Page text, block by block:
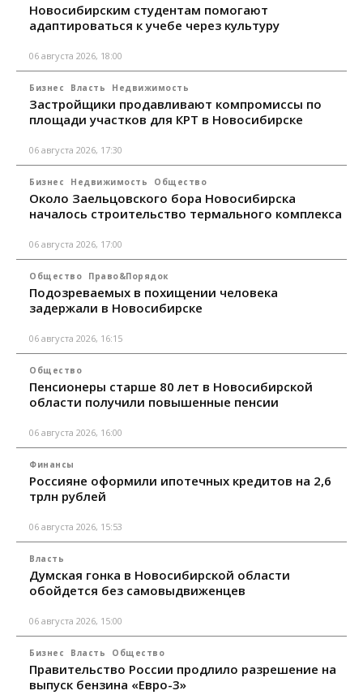
Новосибирским студентам помогают
адаптироваться к учебе через культуру
06 августа 2026, 18:00
Бизнес Власть Недвижимость
Застройщики продавливают компромиссы по
площади участков для КРТ в Новосибирске
06 августа 2026, 17:30
Бизнес Недвижимость Общество
Около Заельцовского бора Новосибирска
началось строительство термального комплекса
06 августа 2026, 17:00
Общество Право&Порядок
Подозреваемых в похищении человека
задержали в Новосибирске
06 августа 2026, 16:15
Общество
Пенсионеры старше 80 лет в Новосибирской
области получили повышенные пенсии
06 августа 2026, 16:00
Финансы
Россияне оформили ипотечных кредитов на 2,6
трлн рублей
06 августа 2026, 15:53
Власть
Думская гонка в Новосибирской области
обойдется без самовыдвиженцев
06 августа 2026, 15:00
Бизнес Власть Общество
Правительство России продлило разрешение на
выпуск бензина «Евро-3»